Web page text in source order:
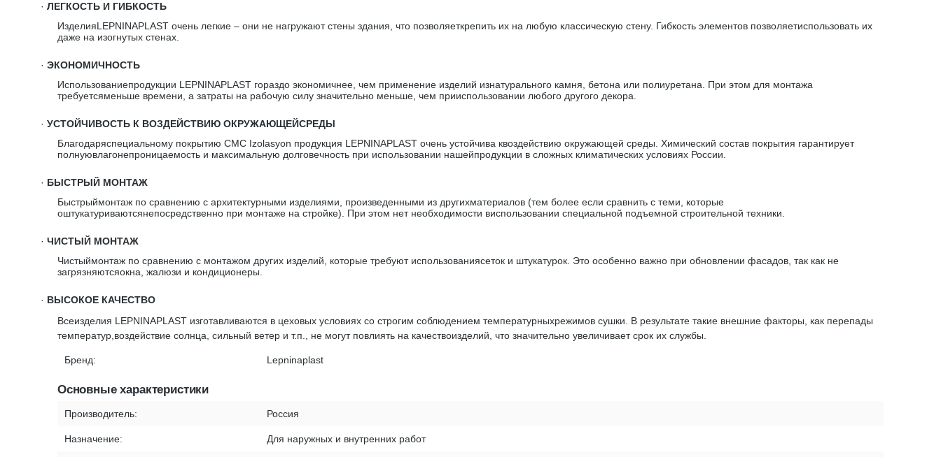
· ЛЕГКОСТЬ И ГИБКОСТЬ
ИзделияLEPNINAPLAST очень легкие – они не нагружают стены здания, что позволяеткрепить их на любую классическую стену. Гибкость элементов позволяетиспользовать их
даже на изогнутых стенах.
· ЭКОНОМИЧНОСТЬ
Использованиепродукции LEPNINAPLAST гораздо экономичнее, чем применение изделий изнатурального камня, бетона или полиуретана. При этом для монтажа
требуетсяменьше времени, а затраты на рабочую силу значительно меньше, чем прииспользовании любого другого декора.
· УСТОЙЧИВОСТЬ К ВОЗДЕЙСТВИЮ ОКРУЖАЮЩЕЙСРЕДЫ
Благодаряспециальному покрытию CMC Izolasyon продукция LEPNINAPLAST очень устойчива квоздействию окружающей среды. Химический состав покрытия гарантирует
полнуювлагонепроницаемость и максимальную долговечность при использовании нашейпродукции в сложных климатических условиях России.
· БЫСТРЫЙ МОНТАЖ
Быстрыймонтаж по сравнению с архитектурными изделиями, произведенными из другихматериалов (тем более если сравнить с теми, которые
оштукатуриваютсянепосредственно при монтаже на стройке). При этом нет необходимости виспользовании специальной подъемной строительной техники.
· ЧИСТЫЙ МОНТАЖ
Чистыймонтаж по сравнению с монтажом других изделий, которые требуют использованиясеток и штукатурок. Это особенно важно при обновлении фасадов, так как не
загрязняютсяокна, жалюзи и кондиционеры.
· ВЫСОКОЕ КАЧЕСТВО
Всеизделия LEPNINAPLAST изготавливаются в цеховых условиях со строгим соблюдением температурныхрежимов сушки. В результате такие внешние факторы, как перепады
температур,воздействие солнца, сильный ветер и т.п., не могут повлиять на качествоизделий, что значительно увеличивает срок их службы.
Бренд: Lepninaplast
Основные характеристики
Производитель: Россия
Назначение: Для наружных и внутренних работ